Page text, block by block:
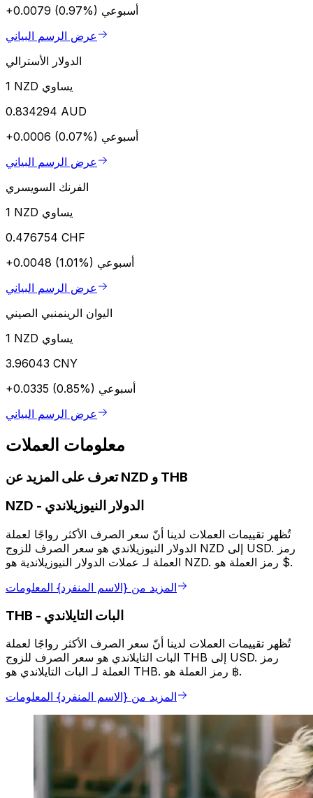
+0.0079 (0.97%) أسبوعي
عرض الرسم البياني
الدولار الأسترالي
1 NZD يساوي
0.834294 AUD
+0.0006 (0.07%) أسبوعي
عرض الرسم البياني
الفرنك السويسري
1 NZD يساوي
0.476754 CHF
+0.0048 (1.01%) أسبوعي
عرض الرسم البياني
اليوان الرينمنبي الصيني
1 NZD يساوي
3.96043 CNY
+0.0335 (0.85%) أسبوعي
عرض الرسم البياني
معلومات العملات
تعرف على المزيد عن NZD و THB
NZD - الدولار النيوزيلاندي
تُظهر تقييمات العملات لدينا أنّ سعر الصرف الأكثر رواجًا لعملة
الدولار النيوزيلاندي هو سعر الصرف للزوج NZD إلى USD. رمز
العملة لـ عملات الدولار النيوزيلاندية هو NZD. رمز العملة هو $.
المزيد من {الاسم المنفرد} المعلومات
THB - البات التايلاندي
تُظهر تقييمات العملات لدينا أنّ سعر الصرف الأكثر رواجًا لعملة
البات التايلاندي هو سعر الصرف للزوج THB إلى USD. رمز
العملة لـ البات التايلاندي هو THB. رمز العملة هو ฿.
المزيد من {الاسم المنفرد} المعلومات